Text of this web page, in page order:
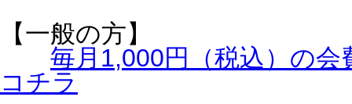
【一般の方】
毎月1,000円（税込）の
コチラ